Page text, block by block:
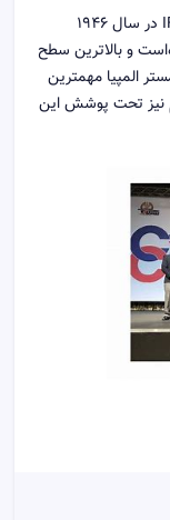
فدراسیون جهانی بدن‌سازی و تناسب‌اندام یا IFBB در سال ۱۹۴۶
و بالاترین سطح
المپیا مهمترین
نیز تحت پوشش این